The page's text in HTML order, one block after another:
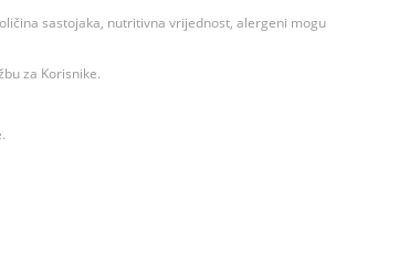
sastojaka, nutritivna vrijednost, alergeni mogu
za Korisnike.